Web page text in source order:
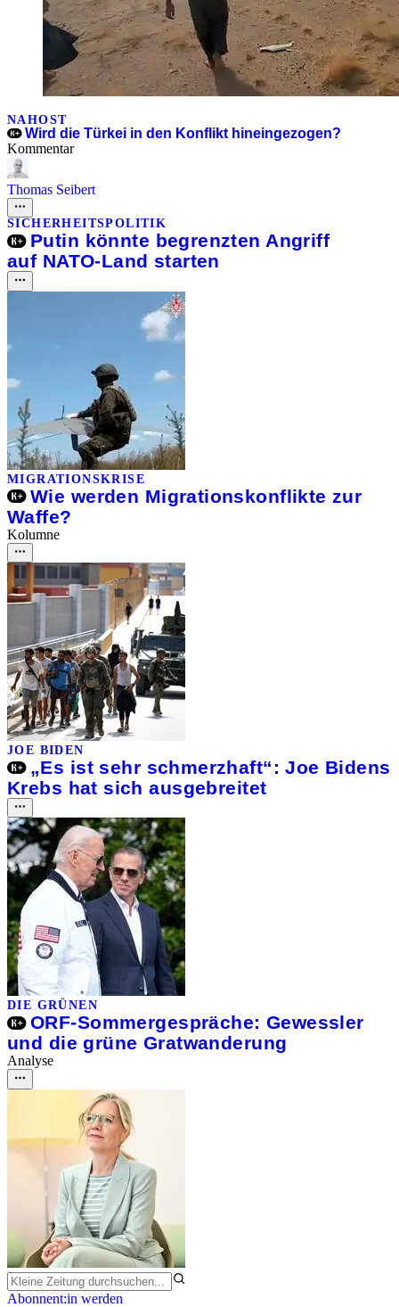
NAHOST
Wird die Türkei in den Konflikt hineingezogen?
Kommentar
Thomas Seibert
SICHERHEITSPOLITIK
Putin könnte begrenzten Angriff
auf NATO-Land starten
MIGRATIONSKRISE
Wie werden Migrationskonflikte zur
Waffe?
Kolumne
JOE BIDEN
„Es ist sehr schmerzhaft“: Joe Bidens
Krebs hat sich ausgebreitet
DIE GRÜNEN
ORF-Sommergespräche: Gewessler
und die grüne Gratwanderung
Analyse
Abonnent:in werden